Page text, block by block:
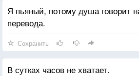
Я пьяный, потому душа говорит
перевода.
Сохранить
В сутках часов не хватает.